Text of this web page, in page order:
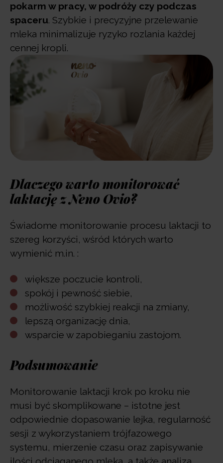
pokarm w pracy, w podróży czy podczas
spaceru. Szybkie i precyzyjne przelewanie
mleka minimalizuje ryzyko rozlania każdej
cennej kropli.
Dlaczego warto monitorować
laktację z Neno Ovio?
Świadome monitorowanie procesu laktacji to
szereg korzyści, wśród których warto
wymienić m.in. :
większe poczucie kontroli,
spokój i pewność siebie,
możliwość szybkiej reakcji na zmiany,
lepszą organizację dnia,
wsparcie w zapobieganiu zastojom.
Podsumowanie
Monitorowanie laktacji krok po kroku nie
musi być skomplikowane – istotne jest
odpowiednie dopasowanie lejka, regularność
sesji z wykorzystaniem trójfazowego
systemu, mierzenie czasu oraz zapisywanie